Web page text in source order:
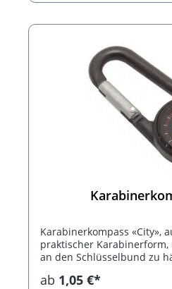
Nordmarkierung,
sowie einen
in einem Etui geliefert und
und Geologenkompass
Karabinerkompass «City»,
praktischer
an den Schlüsselbund zu
ab 1,05 €*